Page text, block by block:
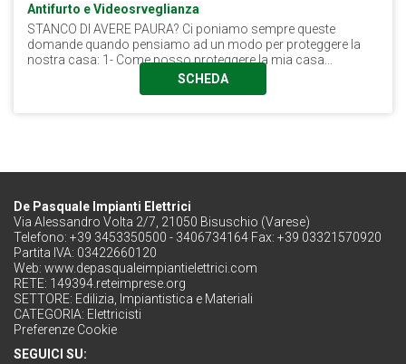
Antifurto e Videosrveglianza
STANCO DI AVERE PAURA? Ci poniamo sempre queste
domande quando pensiamo ad un modo per proteggere la
nostra casa: 1- Come posso proteggere la mia casa...
SCHEDA
De Pasquale Impianti Elettrici
Via Alessandro Volta 2/7, 21050 Bisuschio (Varese)
Telefono: +39 3453350500 - 3406734164 Fax: +39 03321570920
Partita IVA: 03422660120
Web: www.depasqualeimpiantielettrici.com
RETE: 149394.reteimprese.org
SETTORE: Edilizia, Impiantistica e Materiali
CATEGORIA: Elettricisti
Preferenze Cookie
SEGUICI SU: